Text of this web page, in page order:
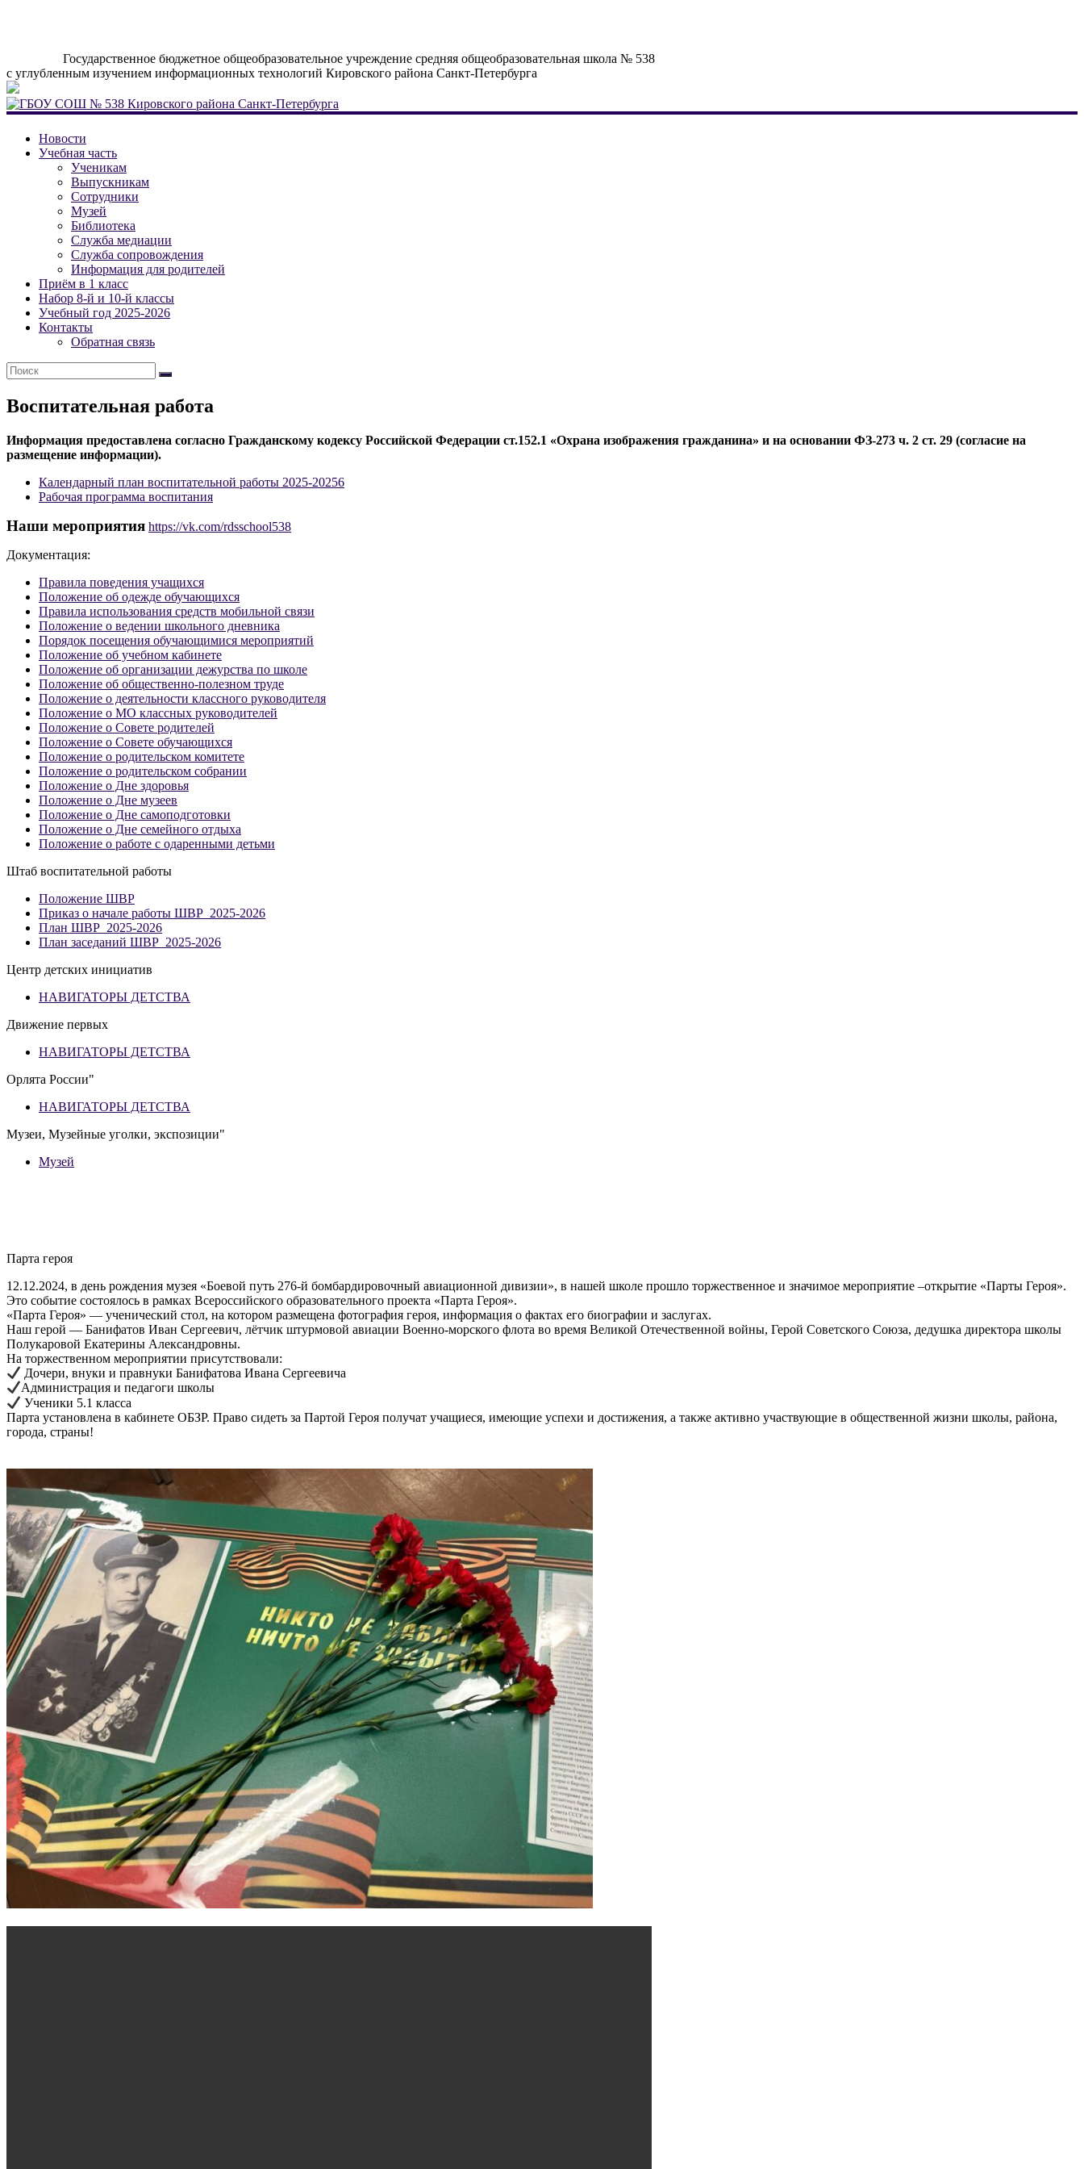
Государственное бюджетное общеобразовательное учреждение средняя общеобразовательная школа № 538
с углубленным изучением информационных технологий Кировского района Санкт-Петербурга
ГБОУ
СОШ
Кировского
Петербурга
Официальный
сайт
школы
Новости
Учебная часть
Ученикам
Выпускникам
Сотрудники
Музей
Библиотека
Служба медиации
Служба сопровождения
Информация для родителей
Приём в 1 класс
Набор 8-й и 10-й классы
Учебный год 2025-2026
Контакты
Обратная связь
Воспитательная работа
Информация предоставлена согласно Гражданскому кодексу Российской Федерации ст.152.1 «Охрана изображения гражданина» и на основании ФЗ-273 ч. 2 ст. 29 (согласие на
размещение информации).
Календарный план воспитательной работы 2025-20256
Рабочая программа воспитания
Наши мероприятия https://vk.com/rdsschool538
Документация:
Правила поведения учащихся
Положение об одежде обучающихся
Правила использования средств мобильной связи
Положение о ведении школьного дневника
Порядок посещения обучающимися мероприятий
Положение об учебном кабинете
Положение об организации дежурства по школе
Положение об общественно-полезном труде
Положение о деятельности классного руководителя
Положение о МО классных руководителей
Положение о Совете родителей
Положение о Совете обучающихся
Положение о родительском комитете
Положение о родительском собрании
Положение о Дне здоровья
Положение о Дне музеев
Положение о Дне самоподготовки
Положение о Дне семейного отдыха
Положение о работе с одаренными детьми
Штаб воспитательной работы
Положение ШВР
Приказ о начале работы ШВР_2025-2026
План ШВР_2025-2026
План заседаний ШВР_2025-2026
Центр детских инициатив
НАВИГАТОРЫ ДЕТСТВА
Движение первых
НАВИГАТОРЫ ДЕТСТВА
Орлята России"
НАВИГАТОРЫ ДЕТСТВА
Музеи, Музейные уголки, экспозиции"
Музей
Парта героя
12.12.2024, в день рождения музея «Боевой путь 276-й бомбардировочный авиационной дивизии», в нашей школе прошло торжественное и значимое мероприятие –открытие «Парты Героя».
Это событие состоялось в рамках Всероссийского образовательного проекта «Парта Героя».
«Парта Героя» — ученический стол, на котором размещена фотография героя, информация о фактах его биографии и заслугах.
Наш герой — Банифатов Иван Сергеевич, лётчик штурмовой авиации Военно-морского флота во время Великой Отечественной войны, Герой Советского Союза, дедушка директора школы
Полукаровой Екатерины Александровны.
На торжественном мероприятии присутствовали:
Дочери, внуки и правнуки Банифатова Ивана Сергеевича
Администрация и педагоги школы
Ученики 5.1 класса
Парта установлена в кабинете ОБЗР. Право сидеть за Партой Героя получат учащиеся, имеющие успехи и достижения, а также активно участвующие в общественной жизни школы, района,
города, страны!